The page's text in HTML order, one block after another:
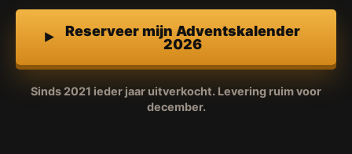
Reserveer mijn Adventskalender
2026
Sinds 2021 ieder jaar uitverkocht. Levering ruim voor
december.